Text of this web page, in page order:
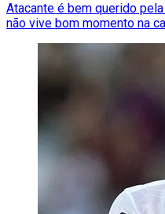
Atacante é bem querido
não vive bom momento na